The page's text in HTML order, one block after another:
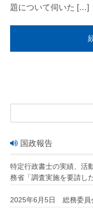
題について伺いた […]
国政報告
特定行政書士の実績、
務省「調査実施を要請し
2025年6月5日 総務委員